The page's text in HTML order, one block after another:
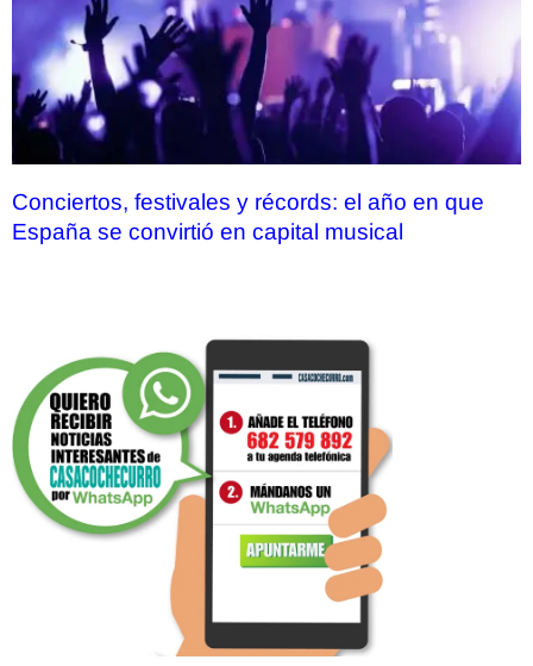
Conciertos, festivales y récords: el año en que
España se convirtió en capital musical